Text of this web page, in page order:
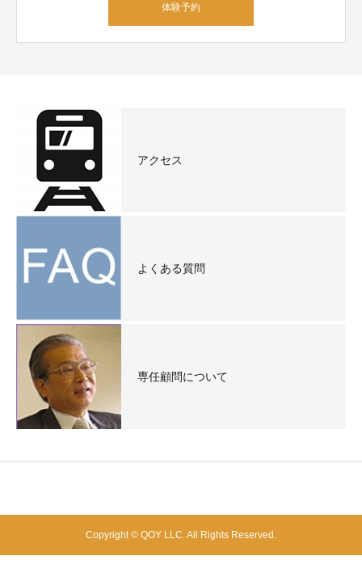
体験予約
アクセス
よくある質問
専任顧問について
Copyright © QOY LLC. All Rights Reserved.